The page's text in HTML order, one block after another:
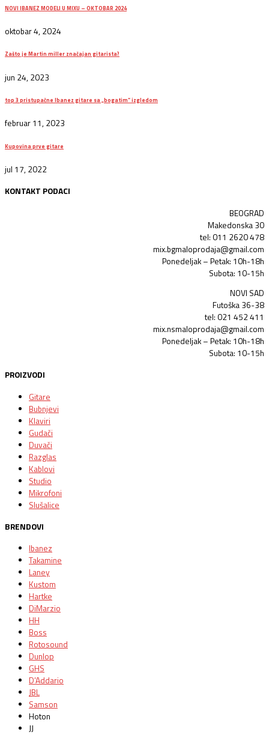
NOVI IBANEZ MODELI U MIXU – OKTOBAR 2024
oktobar 4, 2024
Zašto je Martin miller značajan gitarista?
jun 24, 2023
top 3 pristupačne Ibanez gitare sa „bogatim“ izgledom
februar 11, 2023
Kupovina prve gitare
jul 17, 2022
KONTAKT PODACI
BEOGRAD
Makedonska 30
tel: 011 2620 478
mix.bgmaloprodaja@gmail.com
Ponedeljak – Petak: 10h-18h
Subota: 10-15h
NOVI SAD
Futoška 36-38
tel: 021 452 411
mix.nsmaloprodaja@gmail.com
Ponedeljak – Petak: 10h-18h
Subota: 10-15h
PROIZVODI
Gitare
Bubnjevi
Klaviri
Gudači
Duvači
Razglas
Kablovi
Studio
Mikrofoni
Slušalice
BRENDOVI
Ibanez
Takamine
Laney
Kustom
Hartke
DiMarzio
HH
Boss
Rotosound
Dunlop
GHS
D’Addario
JBL
Samson
Hoton
JJ